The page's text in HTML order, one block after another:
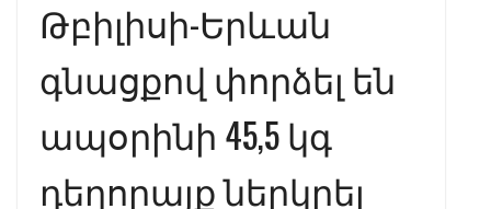
Թբիլիսի-Երևան
գնացքով փորձել են
ապօրինի 45,5 կգ
դեղորայք ներկրել